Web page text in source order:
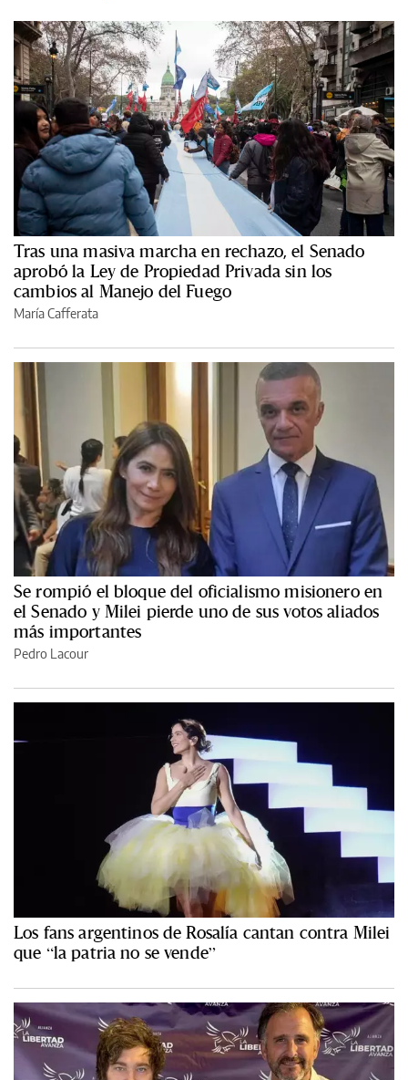
Tras una masiva marcha en rechazo, el Senado
aprobó la Ley de Propiedad Privada sin los
cambios al Manejo del Fuego
María Cafferata
Se rompió el bloque del oficialismo misionero en
el Senado y Milei pierde uno de sus votos aliados
más importantes
Pedro Lacour
Los fans argentinos de Rosalía cantan contra Milei
que “la patria no se vende”